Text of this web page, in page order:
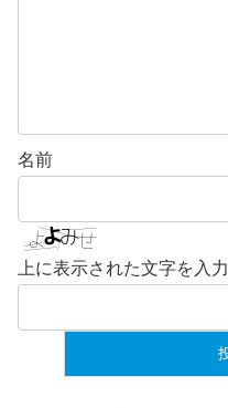
名前
上に表示された文字を入